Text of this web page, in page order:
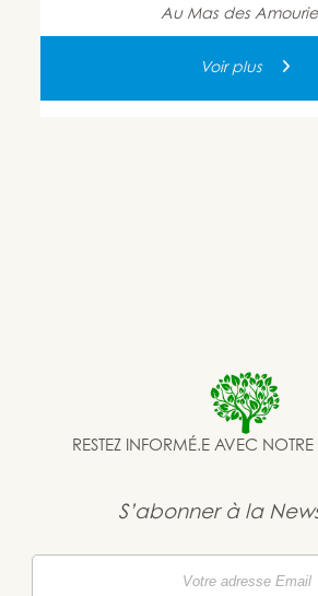
Au Mas des
Voir plus
RESTEZ INFORMÉ.E AVEC NOTRE
S’abonner à la